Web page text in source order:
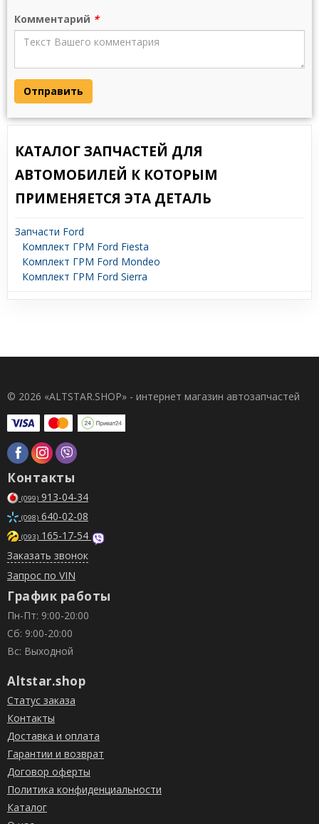
Комментарий *
Отправить
КАТАЛОГ ЗАПЧАСТЕЙ ДЛЯ
АВТОМОБИЛЕЙ К КОТОРЫМ
ПРИМЕНЯЕТСЯ ЭТА ДЕТАЛЬ
Запчасти Ford
Комплект ГРМ Ford Fiesta
Комплект ГРМ Ford Mondeo
Комплект ГРМ Ford Sierra
© 2026 «ALTSTAR.SHOP» - интернет магазин автозапчастей
Контакты
(099) 913-04-34
(098) 640-02-08
(093) 165-17-54
Заказать звонок
Запрос по VIN
График работы
Пн-Пт: 9:00-20:00
Сб: 9:00-20:00
Вс: Выходной
Altstar.shop
Статус заказа
Контакты
Доставка и оплата
Гарантии и возврат
Договор оферты
Политика конфиденциальности
Каталог